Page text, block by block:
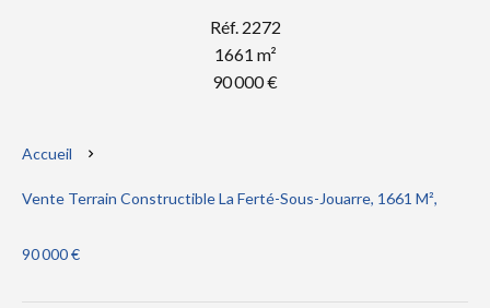
Réf. 2272
1661 m²
90 000 €
Accueil
Vente Terrain Constructible La Ferté-Sous-Jouarre, 1661 M²,
90 000 €